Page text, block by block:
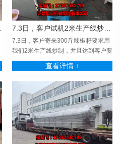
7.3日，客户寄来300斤辣椒籽要求用
我们2米生产线炒制，并且达到客户要
求的效果，需要···
查看详情 +